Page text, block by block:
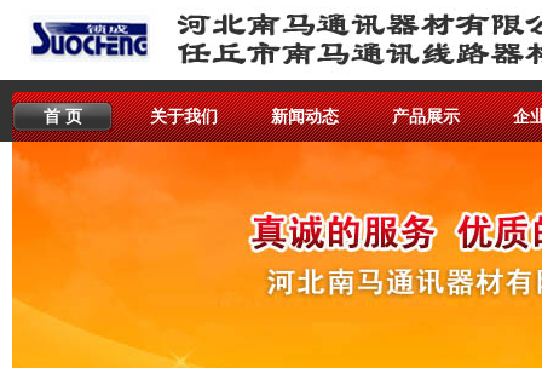
首 页 关于我们 新闻动态 产品展示 企